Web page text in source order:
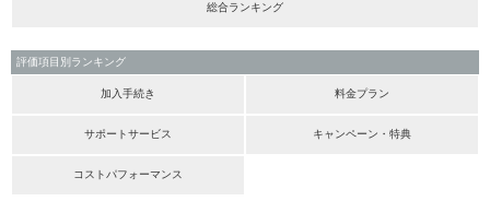
総合ランキング
評価項目別ランキング
加入手続き 料金プラン
サポートサービス キャンペーン・特典
コストパフォーマンス